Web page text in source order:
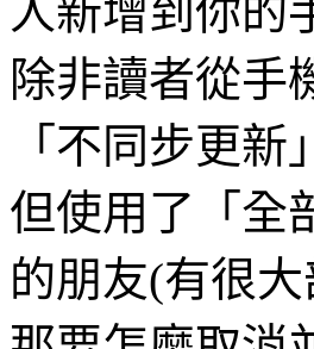
人新增到你的
除非讀者從手
「不同步更
但使用了「全
的朋友(有很